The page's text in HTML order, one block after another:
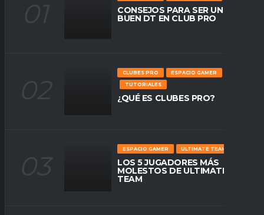
CONSEJOS PARA SER UN
BUEN DT EN CLUB PRO
CLUBES PRO
ESPACIO GAMER
TUTORIALES
¿QUÉ ES CLUBES PRO?
ESPACIO GAMER ULTIMATE TEAM
LOS 5 JUGADORES MÁS
MOLESTOS DE ULTIMATE
TEAM